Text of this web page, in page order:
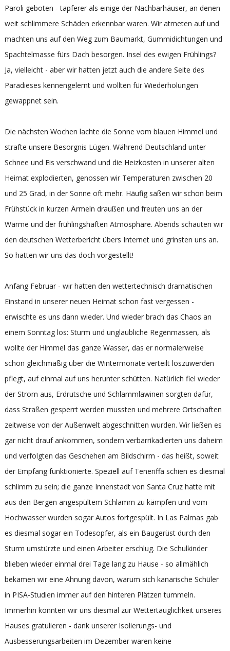
Paroli geboten - tapferer als einige der Nachbarhäuser, an denen
weit schlimmere Schäden erkennbar waren. Wir atmeten auf und
machten uns auf den Weg zum Baumarkt, Gummidichtungen und
Spachtelmasse fürs Dach besorgen. Insel des ewigen Frühlings?
Ja, vielleicht - aber wir hatten jetzt auch die andere Seite des
Paradieses kennengelernt und wollten für Wiederholungen
gewappnet sein.
Die nächsten Wochen lachte die Sonne vom blauen Himmel und
strafte unsere Besorgnis Lügen. Während Deutschland unter
Schnee und Eis verschwand und die Heizkosten in unserer alten
Heimat explodierten, genossen wir Temperaturen zwischen 20
und 25 Grad, in der Sonne oft mehr. Häufig saßen wir schon beim
Frühstück in kurzen Ärmeln draußen und freuten uns an der
Wärme und der frühlingshaften Atmosphäre. Abends schauten wir
den deutschen Wetterbericht übers Internet und grinsten uns an.
So hatten wir uns das doch vorgestellt!
Anfang Februar - wir hatten den wettertechnisch dramatischen
Einstand in unserer neuen Heimat schon fast vergessen -
erwischte es uns dann wieder. Und wieder brach das Chaos an
einem Sonntag los: Sturm und unglaubliche Regenmassen, als
wollte der Himmel das ganze Wasser, das er normalerweise
schön gleichmäßig über die Wintermonate verteilt loszuwerden
pflegt, auf einmal auf uns herunter schütten. Natürlich fiel wieder
der Strom aus, Erdrutsche und Schlammlawinen sorgten dafür,
dass Straßen gesperrt werden mussten und mehrere Ortschaften
zeitweise von der Außenwelt abgeschnitten wurden. Wir ließen es
gar nicht drauf ankommen, sondern verbarrikadierten uns daheim
und verfolgten das Geschehen am Bildschirm - das heißt, soweit
der Empfang funktionierte. Speziell auf Teneriffa schien es diesmal
schlimm zu sein; die ganze Innenstadt von Santa Cruz hatte mit
aus den Bergen angespültem Schlamm zu kämpfen und vom
Hochwasser wurden sogar Autos fortgespült. In Las Palmas gab
es diesmal sogar ein Todesopfer, als ein Baugerüst durch den
Sturm umstürzte und einen Arbeiter erschlug. Die Schulkinder
blieben wieder einmal drei Tage lang zu Hause - so allmählich
bekamen wir eine Ahnung davon, warum sich kanarische Schüler
in PISA-Studien immer auf den hinteren Plätzen tummeln.
Immerhin konnten wir uns diesmal zur Wettertauglichkeit unseres
Hauses gratulieren - dank unserer Isolierungs- und
Ausbesserungsarbeiten im Dezember waren keine